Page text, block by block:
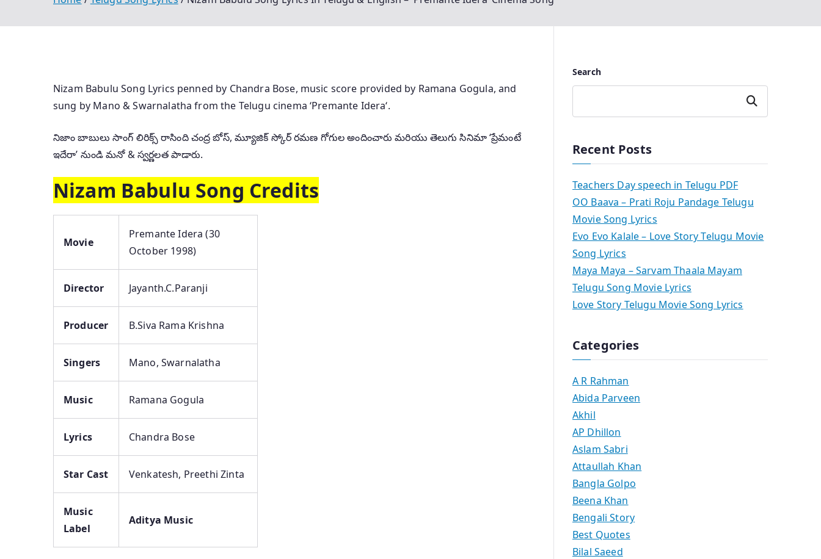
Nizam Babulu Song Lyrics penned by Chandra Bose, music score provided by Ramana Gogula, and
sung by Mano & Swarnalatha from the Telugu cinema ‘Premante Idera‘.
నిజాం బాబులు సాంగ్ లిరిక్స్ రాసింది చంద్ర బోస్, మ్యూజిక్ స్కోర్ రమణ గోగుల అందించారు మరియు తెలుగు సినిమా ‘ప్రేమంటే
ఇదేరా’ నుండి మనో & స్వర్ణలత పాడారు.
Nizam Babulu Song Credits
Movie
Premante Idera (30
October 1998)
Director Jayanth.C.Paranji
Producer B.Siva Rama Krishna
Singers Mano, Swarnalatha
Music Ramana Gogula
Lyrics Chandra Bose
Star Cast Venkatesh, Preethi Zinta
Music
Label
Aditya Music
Search
Search
Recent Posts
Teachers Day speech in Telugu PDF
OO Baava – Prati Roju Pandage Telugu
Movie Song Lyrics
Evo Evo Kalale – Love Story Telugu Movie
Song Lyrics
Maya Maya – Sarvam Thaala Mayam
Telugu Song Movie Lyrics
Love Story Telugu Movie Song Lyrics
Categories
A R Rahman
Abida Parveen
Akhil
AP Dhillon
Aslam Sabri
Attaullah Khan
Bangla Golpo
Beena Khan
Bengali Story
Best Quotes
Bilal Saeed